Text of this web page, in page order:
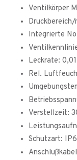
Ventilkörper
Integrierte
Leckrate:
Rel.
Verstellzeit:
Schutzart: